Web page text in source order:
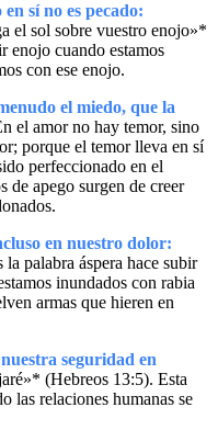
sí no es pecado:
el sol sobre vuestro enojo»*
enojo cuando estamos
con ese enojo.
el miedo, que la
el amor no hay temor, sino
porque el temor lleva en sí
perfeccionado en el
de apego surgen de creer
en nuestro dolor:
palabra áspera hace subir
inundados con rabia
armas que hieren en
seguridad en
(Hebreos 13:5). Esta
las relaciones humanas se